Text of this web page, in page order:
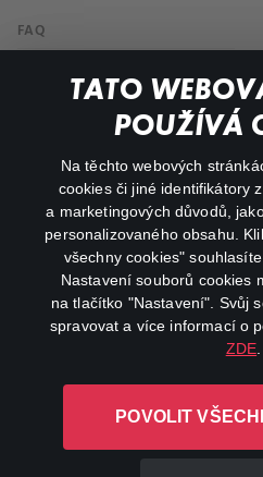
TATO
POUŽÍVÁ
Na těchto webových
cookies či jiné identifikátory
a marketingových důvodů,
personalizovaného obsahu.
všechny cookies"
Nastavení souborů cookies
na tlačítko "Nastavení". Svůj
spravovat a více informací o
ZDE
POVOLIT
FAQ
My profile
facebook
L-1246 Luxembourg R.C.S.